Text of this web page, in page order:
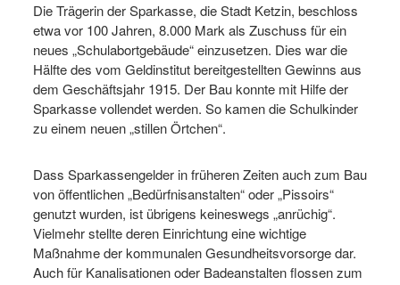
Die Trägerin der Sparkasse, die Stadt Ketzin, beschloss
etwa vor 100 Jahren, 8.000 Mark als Zuschuss für ein
neues „Schulabortgebäude“ einzusetzen. Dies war die
Hälfte des vom Geldinstitut bereitgestellten Gewinns aus
dem Geschäftsjahr 1915. Der Bau konnte mit Hilfe der
Sparkasse vollendet werden. So kamen die Schulkinder
zu einem neuen „stillen Örtchen“.
Dass Sparkassengelder in früheren Zeiten auch zum Bau
von öffentlichen „Bedürfnisanstalten“ oder „Pissoirs“
genutzt wurden, ist übrigens keineswegs „anrüchig“.
Vielmehr stellte deren Einrichtung eine wichtige
Maßnahme der kommunalen Gesundheitsvorsorge dar.
Auch für Kanalisationen oder Badeanstalten flossen zum